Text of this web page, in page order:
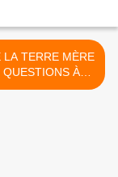
LA TERRE MÈRE
QUESTIONS À
VANDANA SHIVA ! >